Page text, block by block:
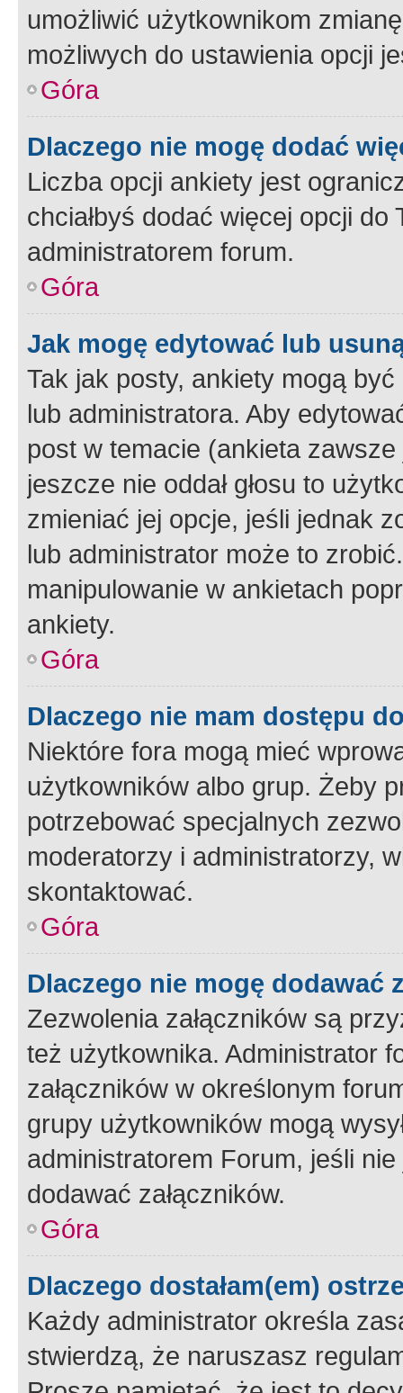
umożliwić użytkownikom
możliwych do ustawienia opcji
Góra
Dlaczego nie mogę dodać
Liczba opcji ankiety jest
chciałbyś dodać więcej opcji
administratorem forum.
Góra
Jak mogę edytować lub
Tak jak posty, ankiety mogą
lub administratora. Aby
post w temacie (ankieta
jeszcze nie oddał głosu to
zmieniać jej opcje, jeśli jednak
lub administrator może to
manipulowanie w ankietach
ankiety.
Góra
Dlaczego nie mam dostępu
Niektóre fora mogą mieć
użytkowników albo grup. Żeby
potrzebować specjalnych
moderatorzy i administratorzy,
skontaktować.
Góra
Dlaczego nie mogę dodawać
Zezwolenia załączników są
też użytkownika. Administrator
załączników w określonym
grupy użytkowników mogą
administratorem Forum, jeśli
dodawać załączników.
Góra
Dlaczego dostałam(em)
Każdy administrator określa
stwierdzą, że naruszasz